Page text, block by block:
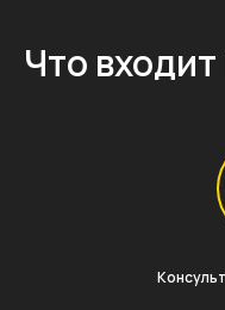
Что входит